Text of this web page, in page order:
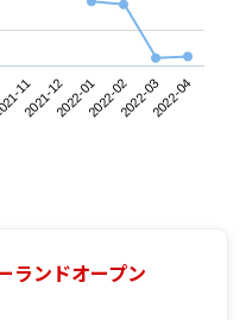
11
2021-122022-012022-022022-032022-04
ランドオープン